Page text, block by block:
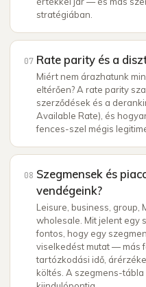
stratégiában.
07 Rate parity és a
Miért nem árazhatunk
eltérően? A rate parity
szerződések és a
Available Rate), és
fences-szel mégis
08 Szegmensek és
vendégeink?
Leisure, business, group,
wholesale. Mit jelent egy
fontos, hogy egy
viselkedést mutat — más
tartózkodási idő,
költés. A szegmens-